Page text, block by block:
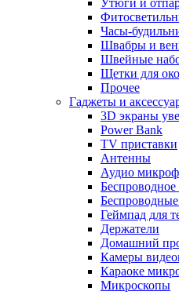
Утюги и
Часы-
Швабры и
Швейные
Щетки для
Прочее
Гаджеты и
3D экраны
Power Bank
TV приставки
Антенны
Аудио
Беспроводное
Геймпад для
Держатели
Домашний
Камеры
Караоке
Микроскопы